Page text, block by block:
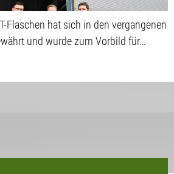
Flaschen hat sich in den vergangenen
und wurde zum Vorbild für…